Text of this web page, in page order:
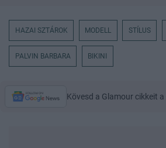
HAZAI SZTÁROK MODELL STÍLUS
PALVIN BARBARA BIKINI
Kövesd a Glamour cikkeit a